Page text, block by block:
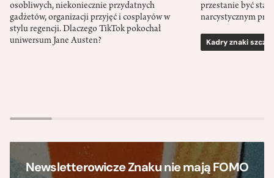
osobliwych, niekoniecznie przydatnych
gadżetów, organizacji przyjęć i cosplayów w
stylu regencji. Dlaczego TikTok pokochał
uniwersum Jane Austen?
przestanie być
narcystycznym
Kadry znaki
Newsletterowicze Znaku nie mają FOMO